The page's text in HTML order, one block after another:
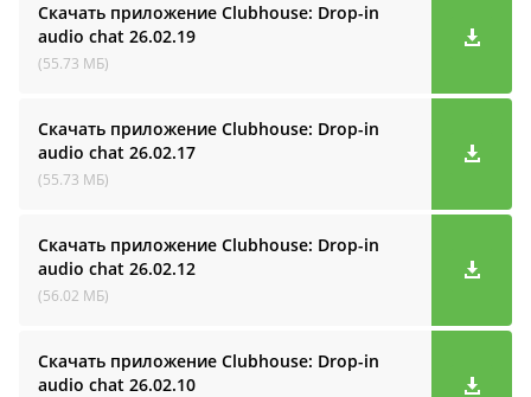
Скачать приложение Clubhouse: Drop-in
audio cha‪t 26.02.19
(55.73 МБ)
Скачать приложение Clubhouse: Drop-in
audio cha‪t 26.02.17
(55.73 МБ)
Скачать приложение Clubhouse: Drop-in
audio cha‪t 26.02.12
(56.02 МБ)
Скачать приложение Clubhouse: Drop-in
audio cha‪t 26.02.10